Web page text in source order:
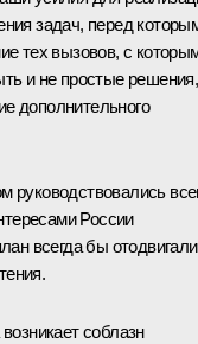
задач, перед
тех вызовов, с
и не простые решения,
дополнительного
России
всегда бы отодвигали
соблазн